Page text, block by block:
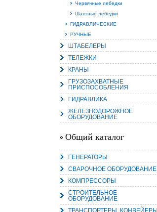
Червячные лебедки
Шахтные лебедки
ГИДРАВЛИЧЕСКИЕ
РУЧНЫЕ
ШТАБЕЛЕРЫ
ТЕЛЕЖКИ
КРАНЫ
ГРУЗОЗАХВАТНЫЕ
ПРИСПОСОБЛЕНИЯ
ГИДРАВЛИКА
ЖЕЛЕЗНОДОРОЖНОЕ
ОБОРУДОВАНИЕ
Общий каталог
ГЕНЕРАТОРЫ
СВАРОЧНОЕ ОБОРУДОВАНИЕ
КОМПРЕССОРЫ
СТРОИТЕЛЬНОЕ
ОБОРУДОВАНИЕ
ТРАНСПОРТЕРЫ, КОНВЕЙЕРЫ